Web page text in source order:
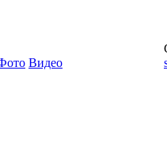
Видео